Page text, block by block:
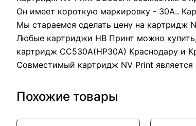
Он имеет короткую маркировку - 30A..
Мы стараемся сделать цену на картридж
Любые картриджи НВ Принт можно
картридж CС530A(НР30A) Краснодару и
Совместимый картридж NV Print
Похожие товары